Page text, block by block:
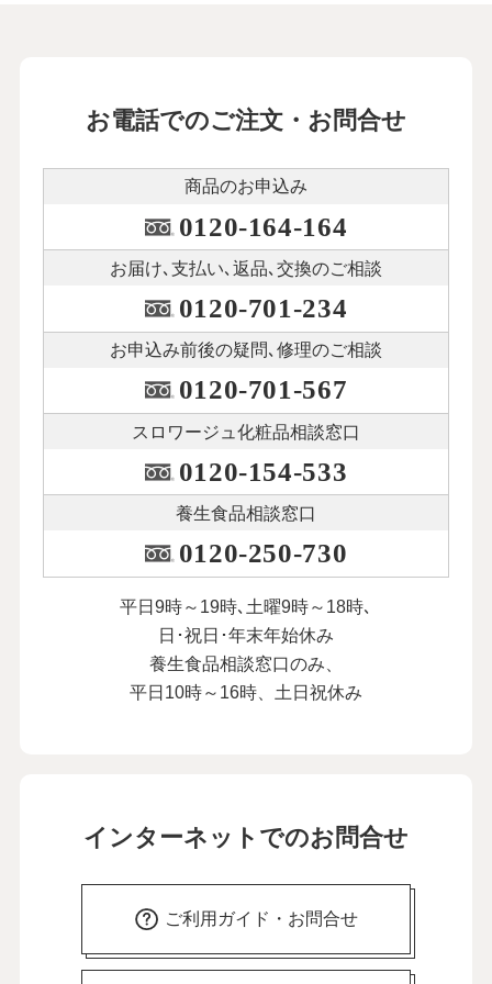
お電話でのご注文・お問合せ
商品のお申込み
0120-164-164
お届け､支払い､ 返品､交換のご相談
0120-701-234
お申込み前後の疑問､修理のご相談
0120-701-567
スロワージュ化粧品相談窓口
0120-154-533
養生食品相談窓口
0120-250-730
平日9時～19時､土曜9時～18時､
日･祝日･年末年始休み
養生食品相談窓口のみ、
平日10時～16時、土日祝休み
インターネットでのお問合せ
ご利用ガイド・お問合せ